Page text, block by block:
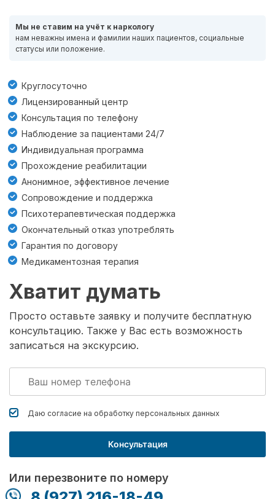
Мы не ставим на учёт к наркологу
нам неважны имена и фамилии наших пациентов, социальные
статусы или положение.
Круглосуточно
Лицензированный центр
Консультация по телефону
Наблюдение за пациентами 24/7
Индивидуальная программа
Прохождение реабилитации
Анонимное, эффективное лечение
Cопровождение и поддержка
Психотерапевтическая поддержка
Окончательный отказ употреблять
Гарантия по договору
Медикаментозная терапия
Хватит думать
Просто оставьте заявку и получите бесплатную
консультацию. Также у Вас есть возможность
записаться на экскурсию.
Даю согласие на обработку персональных данных
Консультация
Или перезвоните по номеру